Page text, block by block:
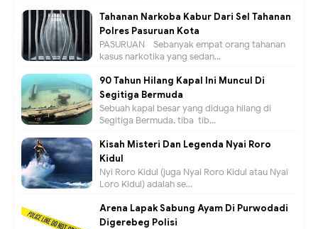
Tahanan Narkoba Kabur Dari Sel Tahanan
Polres Pasuruan Kota
PASURUAN - Sebanyak empat orang tahanan
kasus narkotika yang sedan...
90 Tahun Hilang Kapal Ini Muncul Di
Segitiga Bermuda
Sebuah kapal besar yang diduga hilang di
Segitiga Bermuda, tiba-tib...
Kisah Misteri Dan Legenda Nyai Roro
Kidul
Nyi Roro Kidul (juga Nyai Roro Kidul atau Nyai
Loro Kidul) adalah se...
Arena Lapak Sabung Ayam Di Purwodadi
Digerebeg Polisi